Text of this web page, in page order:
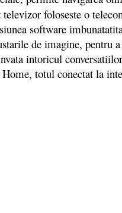
foloseste o
software
de imagine, pentru
intoricul
totul conectat la